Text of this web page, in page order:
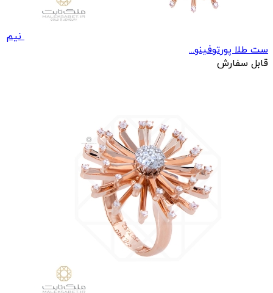
نیم
ست طلا پورتوفینو...
قابل سفارش